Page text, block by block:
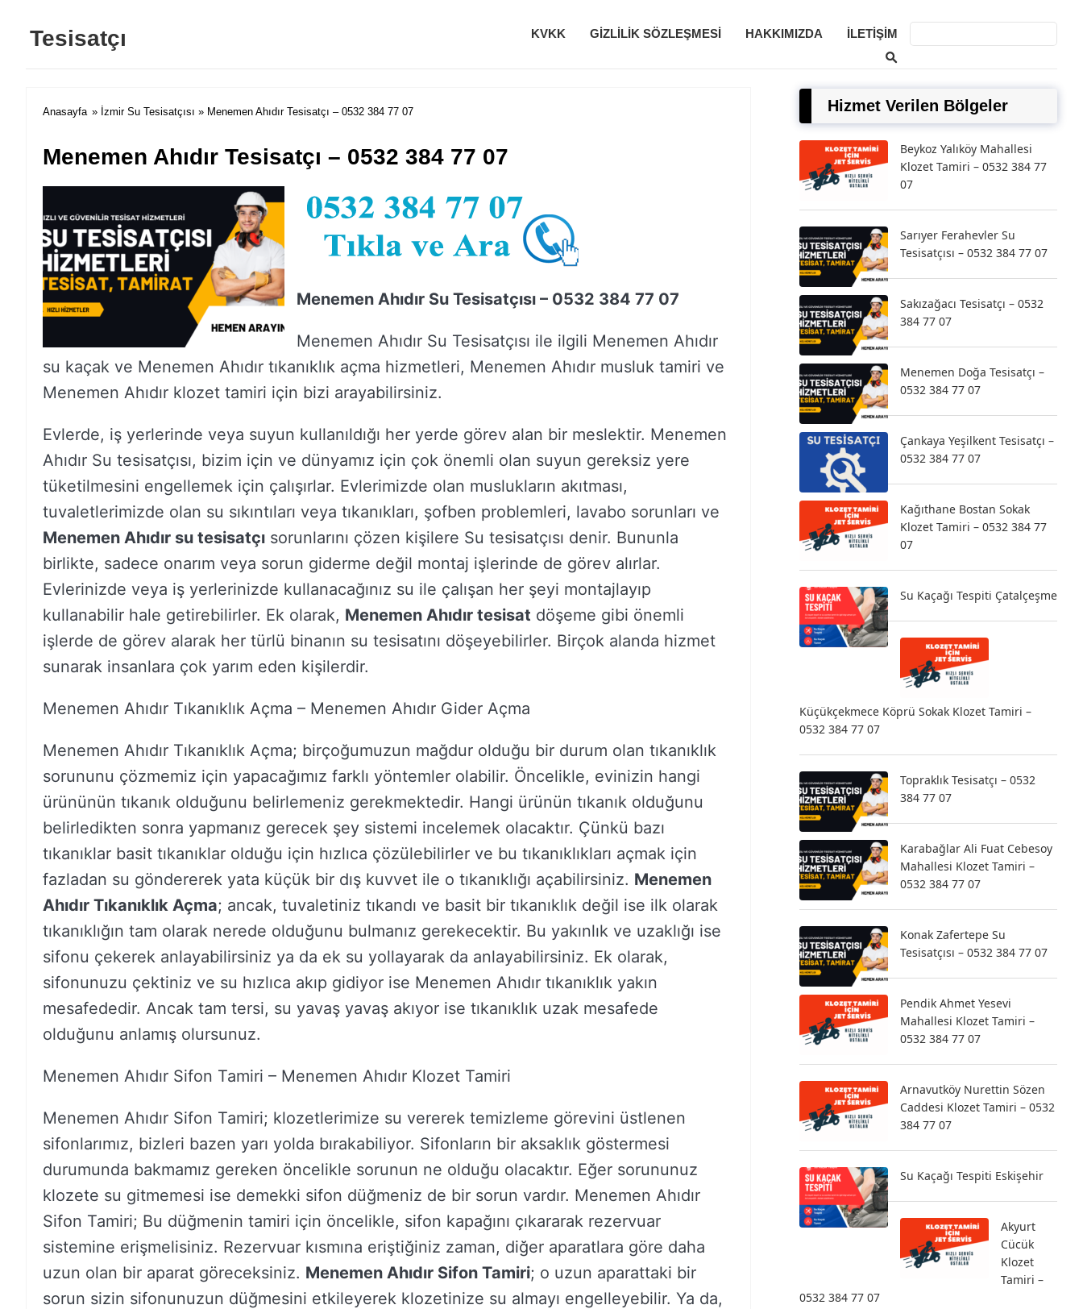
Tesisatçı KVKK GIZLILIK SÖZLEŞMESI HAKKIMIZDA İLETIŞIM
Anasayfa » İzmir Su Tesisatçısı » Menemen Ahıdır Tesisatçı – 0532 384 77 07
Menemen Ahıdır Tesisatçı – 0532 384 77 07
Menemen Ahıdır Su Tesisatçısı – 0532 384 77 07
Menemen Ahıdır Su Tesisatçısı ile ilgili Menemen Ahıdır
su kaçak ve Menemen Ahıdır tıkanıklık açma hizmetleri, Menemen Ahıdır musluk tamiri ve
Menemen Ahıdır klozet tamiri için bizi arayabilirsiniz.
Evlerde, iş yerlerinde veya suyun kullanıldığı her yerde görev alan bir meslektir. Menemen
Ahıdır Su tesisatçısı, bizim için ve dünyamız için çok önemli olan suyun gereksiz yere
tüketilmesini engellemek için çalışırlar. Evlerimizde olan muslukların akıtması,
tuvaletlerimizde olan su sıkıntıları veya tıkanıkları, şofben problemleri, lavabo sorunları ve
Menemen Ahıdır su tesisatçı sorunlarını çözen kişilere Su tesisatçısı denir. Bununla
birlikte, sadece onarım veya sorun giderme değil montaj işlerinde de görev alırlar.
Evlerinizde veya iş yerlerinizde kullanacağınız su ile çalışan her şeyi montajlayıp
kullanabilir hale getirebilirler. Ek olarak, Menemen Ahıdır tesisat döşeme gibi önemli
işlerde de görev alarak her türlü binanın su tesisatını döşeyebilirler. Birçok alanda hizmet
sunarak insanlara çok yarım eden kişilerdir.
Menemen Ahıdır Tıkanıklık Açma – Menemen Ahıdır Gider Açma
Menemen Ahıdır Tıkanıklık Açma; birçoğumuzun mağdur olduğu bir durum olan tıkanıklık
sorununu çözmemiz için yapacağımız farklı yöntemler olabilir. Öncelikle, evinizin hangi
ürününün tıkanık olduğunu belirlemeniz gerekmektedir. Hangi ürünün tıkanık olduğunu
belirledikten sonra yapmanız gerecek şey sistemi incelemek olacaktır. Çünkü bazı
tıkanıklar basit tıkanıklar olduğu için hızlıca çözülebilirler ve bu tıkanıklıkları açmak için
fazladan su göndererek yata küçük bir dış kuvvet ile o tıkanıklığı açabilirsiniz. Menemen
Ahıdır Tıkanıklık Açma; ancak, tuvaletiniz tıkandı ve basit bir tıkanıklık değil ise ilk olarak
tıkanıklığın tam olarak nerede olduğunu bulmanız gerekecektir. Bu yakınlık ve uzaklığı ise
sifonu çekerek anlayabilirsiniz ya da ek su yollayarak da anlayabilirsiniz. Ek olarak,
sifonunuzu çektiniz ve su hızlıca akıp gidiyor ise Menemen Ahıdır tıkanıklık yakın
mesafededir. Ancak tam tersi, su yavaş yavaş akıyor ise tıkanıklık uzak mesafede
olduğunu anlamış olursunuz.
Menemen Ahıdır Sifon Tamiri – Menemen Ahıdır Klozet Tamiri
Menemen Ahıdır Sifon Tamiri; klozetlerimize su vererek temizleme görevini üstlenen
sifonlarımız, bizleri bazen yarı yolda bırakabiliyor. Sifonların bir aksaklık göstermesi
durumunda bakmamız gereken öncelikle sorunun ne olduğu olacaktır. Eğer sorununuz
klozete su gitmemesi ise demekki sifon düğmeniz de bir sorun vardır. Menemen Ahıdır
Sifon Tamiri; Bu düğmenin tamiri için öncelikle, sifon kapağını çıkararak rezervuar
sistemine erişmelisiniz. Rezervuar kısmına eriştiğiniz zaman, diğer aparatlara göre daha
uzun olan bir aparat göreceksiniz. Menemen Ahıdır Sifon Tamiri; o uzun aparattaki bir
sorun sizin sifonunuzun düğmesini etkileyerek klozetinize su almayı engelleyebilir. Ya da,
Hizmet Verilen Bölgeler
Beykoz Yalıköy Mahallesi
Klozet Tamiri – 0532 384 77
07
Sarıyer Ferahevler Su
Tesisatçısı – 0532 384 77 07
Sakızağacı Tesisatçı – 0532
384 77 07
Menemen Doğa Tesisatçı –
0532 384 77 07
Çankaya Yeşilkent Tesisatçı –
0532 384 77 07
Kağıthane Bostan Sokak
Klozet Tamiri – 0532 384 77
07
Su Kaçağı Tespiti Çatalçeşme
Küçükçekmece Köprü Sokak Klozet Tamiri –
0532 384 77 07
Topraklık Tesisatçı – 0532
384 77 07
Karabağlar Ali Fuat Cebesoy
Mahallesi Klozet Tamiri –
0532 384 77 07
Konak Zafertepe Su
Tesisatçısı – 0532 384 77 07
Pendik Ahmet Yesevi
Mahallesi Klozet Tamiri –
0532 384 77 07
Arnavutköy Nurettin Sözen
Caddesi Klozet Tamiri – 0532
384 77 07
Su Kaçağı Tespiti Eskişehir
Akyurt
Cücük
Klozet
Tamiri –
0532 384 77 07